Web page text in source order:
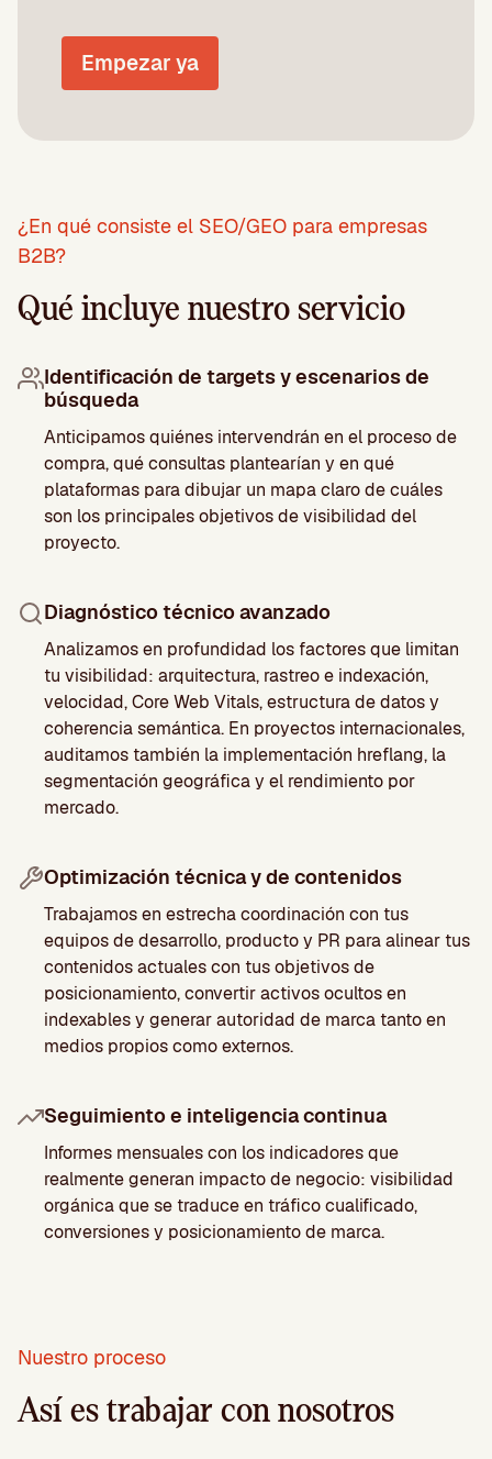
Empezar ya
¿En qué consiste el SEO/GEO para empresas
B2B?
Qué incluye nuestro servicio
Identificación de targets y escenarios de
búsqueda
Anticipamos quiénes intervendrán en el proceso de
compra, qué consultas plantearían y en qué
plataformas para dibujar un mapa claro de cuáles
son los principales objetivos de visibilidad del
proyecto.
Diagnóstico técnico avanzado
Analizamos en profundidad los factores que limitan
tu visibilidad: arquitectura, rastreo e indexación,
velocidad, Core Web Vitals, estructura de datos y
coherencia semántica. En proyectos internacionales,
auditamos también la implementación hreflang, la
segmentación geográfica y el rendimiento por
mercado.
Optimización técnica y de contenidos
Trabajamos en estrecha coordinación con tus
equipos de desarrollo, producto y PR para alinear tus
contenidos actuales con tus objetivos de
posicionamiento, convertir activos ocultos en
indexables y generar autoridad de marca tanto en
medios propios como externos.
Seguimiento e inteligencia continua
Informes mensuales con los indicadores que
realmente generan impacto de negocio: visibilidad
orgánica que se traduce en tráfico cualificado,
conversiones y posicionamiento de marca.
Nuestro proceso
Así es trabajar con nosotros